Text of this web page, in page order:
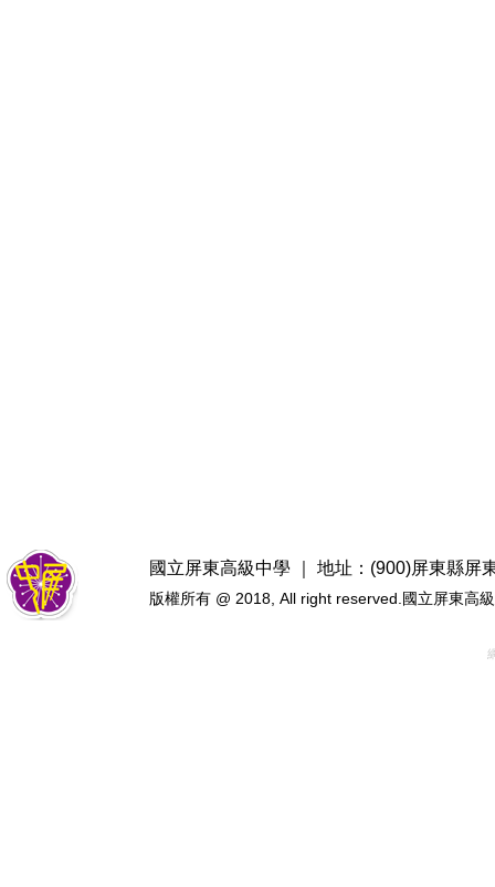
國立屏東高級中學 ｜ 地址：(900)屏東縣屏
版權所有 @ 2018, All right reserved.國立屏東高